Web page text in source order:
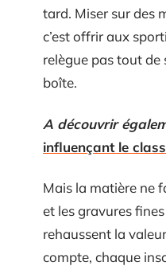
tard. Miser sur des
c’est offrir aux
relègue pas tout de
boîte.
A découvrir
influençant le
Mais la matière ne
et les gravures
rehaussent la
compte, chaque